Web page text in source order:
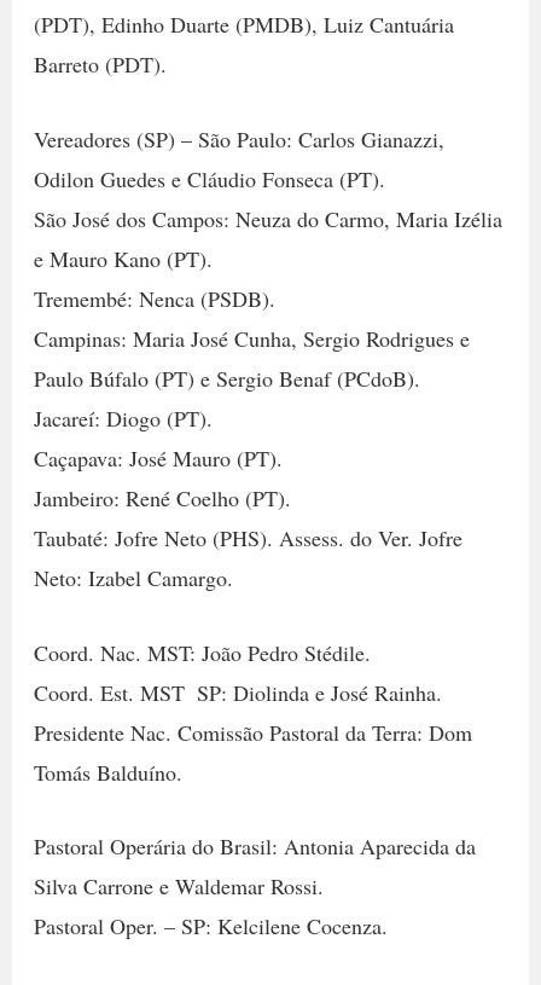
(PDT), Edinho Duarte (PMDB), Luiz Cantuária
Barreto (PDT).
Vereadores (SP) – São Paulo: Carlos Gianazzi,
Odilon Guedes e Cláudio Fonseca (PT).
São José dos Campos: Neuza do Carmo, Maria Izélia
e Mauro Kano (PT).
Tremembé: Nenca (PSDB).
Campinas: Maria José Cunha, Sergio Rodrigues e
Paulo Búfalo (PT) e Sergio Benaf (PCdoB).
Jacareí: Diogo (PT).
Caçapava: José Mauro (PT).
Jambeiro: René Coelho (PT).
Taubaté: Jofre Neto (PHS). Assess. do Ver. Jofre
Neto: Izabel Camargo.
Coord. Nac. MST: João Pedro Stédile.
Coord. Est. MST  SP: Diolinda e José Rainha.
Presidente Nac. Comissão Pastoral da Terra: Dom
Tomás Balduíno.
Pastoral Operária do Brasil: Antonia Aparecida da
Silva Carrone e Waldemar Rossi.
Pastoral Oper. – SP: Kelcilene Cocenza.